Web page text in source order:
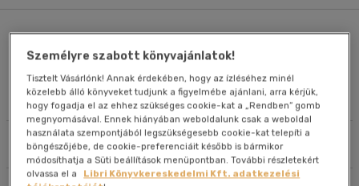
Csordás Zoltán
Művei
Szűrés Rendezés
Eladott darabszám szerint csökkenő
Eladott darabszám szerint növekvő
Cím szerint A-Z
Szerző szerint A-Z
Megjelenítés
Személyre szabott könyvajánlatok!
Tisztelt Vásárlónk! Annak érdekében, hogy az ízléséhez minél
közelebb álló könyveket tudjunk a figyelmébe ajánlani, arra kérjük,
hogy fogadja el az ehhez szükséges cookie-kat a „Rendben” gomb
megnyomásával. Ennek hiányában weboldalunk csak a weboldal
használata szempontjából legszükségesebb cookie-kat telepíti a
böngészőjébe, de cookie-preferenciáit később is bármikor
módosíthatja a Süti beállítások menüpontban. További részletekért
olvassa el a
Libri Könyvkereskedelmi Kft. adatkezelési